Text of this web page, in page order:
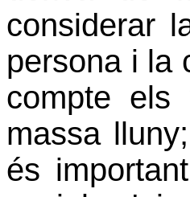
considerar
persona i la
compte els
massa
és